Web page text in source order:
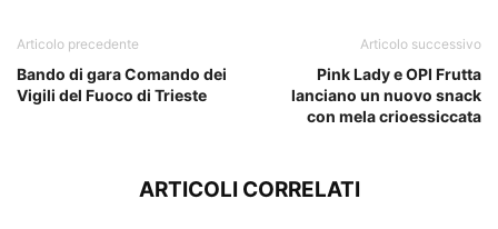
Articolo precedente
Bando di gara Comando dei
Vigili del Fuoco di Trieste
Articolo successivo
Pink Lady e OPI Frutta
lanciano un nuovo snack
con mela crioessiccata
ARTICOLI CORRELATI